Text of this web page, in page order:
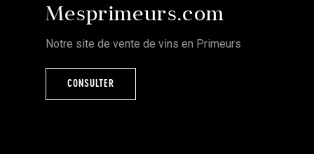
Mesprimeurs.com
Notre site de vente de vins en Primeurs
CONSULTER